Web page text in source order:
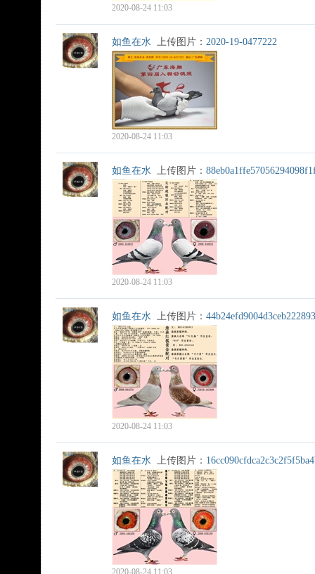
2020-08-24 11:03
如鱼在水 上传图片： 2020-19-0477222
2020-08-24 11:03
如鱼在水 上传图片：
2020-08-24 11:03
如鱼在水 上传图片：
2020-08-24 11:03
如鱼在水 上传图片：
2020-08-24 11:03